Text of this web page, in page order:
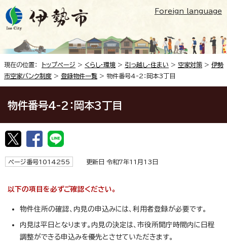
Foreign language
現在の位置： トップページ > くらし・環境 > 引っ越し・住まい > 空家対策 > 伊勢
市空家バンク制度 > 登録物件一覧 > 物件番号4-2：岡本3丁目
物件番号4-2：岡本3丁目
ページ番号1014255 更新日 令和7年11月13日
以下の項目を必ずご確認ください。
物件住所の確認、内見の申込みには、利用者登録が必要です。
内見は平日となります。内見の決定は、市役所開庁時間内に日程
調整ができる申込みを優先とさせていただきます。